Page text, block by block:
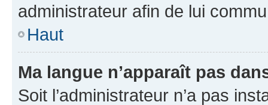
administrateur afin de lui
Haut
Ma langue n’apparaît pas
Soit l’administrateur n’a pas